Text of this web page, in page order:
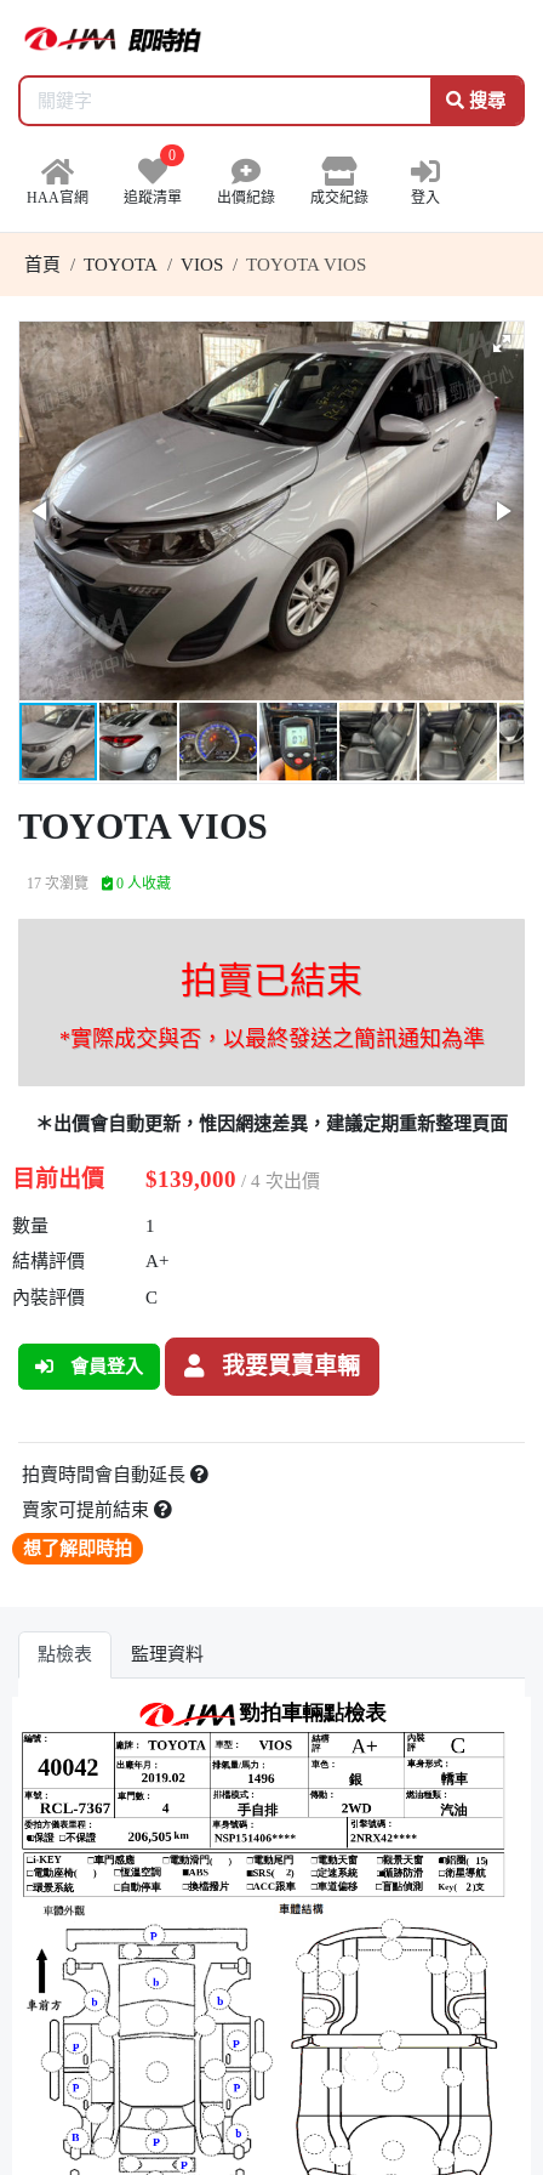
搜尋
HAA官網
0
追蹤清單 出價紀錄 成交紀錄 登入
首頁 TOYOTA VIOS TOYOTA VIOS
TOYOTA VIOS
17 次瀏覽 0 人收藏
拍賣已結束
*實際成交與否，以最終發送之簡訊通知為準
＊出價會自動更新，惟因網速差異，建議定期重新整理頁面
目前出價 $139,000 / 4 次出價
數量
1
結構評價
A+
內裝評價
C
會員登入 我要買賣車輛
拍賣時間會自動延長
賣家可提前結束
想了解即時拍
點檢表 監理資料